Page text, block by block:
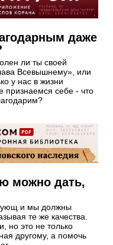
даже
ли ты своей
Всевышнему», или
у нас в жизни
признаемся себе - что
можно дать,
и мы должны
те же качества.
но это не только
другому, а помочь